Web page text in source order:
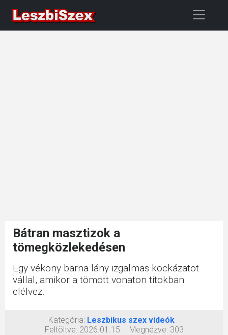
Bátran masztizok a
tömegközlekedésen
Egy vékony barna lány izgalmas kockázatot
vállal, amikor a tömött vonaton titokban
elélvez.
Kategória: Leszbikus szex videók
Feltöltve: 2026.01.15. Megnézve: 303